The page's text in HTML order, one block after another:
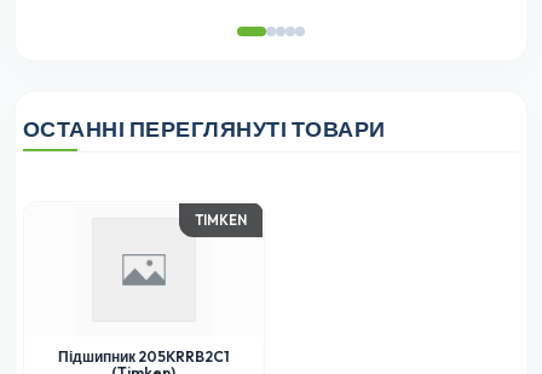
ОСТАННІ ПЕРЕГЛЯНУТІ ТОВАРИ
TIMKEN
Підшипник 205KRRB2C1